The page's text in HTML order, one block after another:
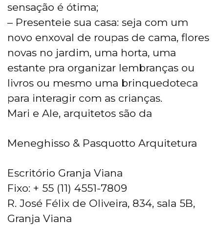
sensação é ótima;
– Presenteie sua casa: seja com um
novo enxoval de roupas de cama, flores
novas no jardim, uma horta, uma
estante pra organizar lembranças ou
livros ou mesmo uma brinquedoteca
para interagir com as crianças.
Mari e Ale, arquitetos são da
Meneghisso & Pasquotto Arquitetura
Escritório Granja Viana
Fixo: + 55 (11) 4551-7809
R. José Félix de Oliveira, 834, sala 5B,
Granja Viana